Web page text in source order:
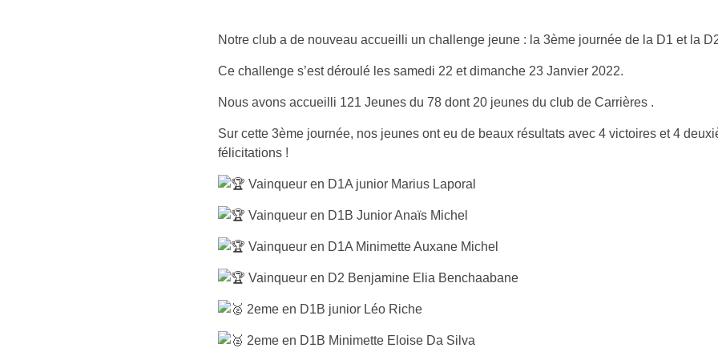
Notre club a de nouveau accueilli un challenge jeune : la 3ème journée de la D1 et la
Ce challenge s’est déroulé les samedi 22 et dimanche 23 Janvier 2022.
Nous avons accueilli 121 Jeunes du 78 dont 20 jeunes du club de Carrières .
Sur cette 3ème journée, nos jeunes ont eu de beaux résultats avec 4 victoires et 4
félicitations !
Vainqueur en D1A junior Marius Laporal
Vainqueur en D1B Junior Anaïs Michel
Vainqueur en D1A Minimette Auxane Michel
Vainqueur en D2 Benjamine Elia Benchaabane
2eme en D1B junior Léo Riche
2eme en D1B Minimette Eloise Da Silva